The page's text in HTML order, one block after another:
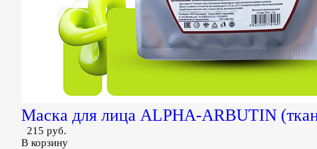
Маска для лица ALPHA-ARBUTIN
215 руб.
В корзину